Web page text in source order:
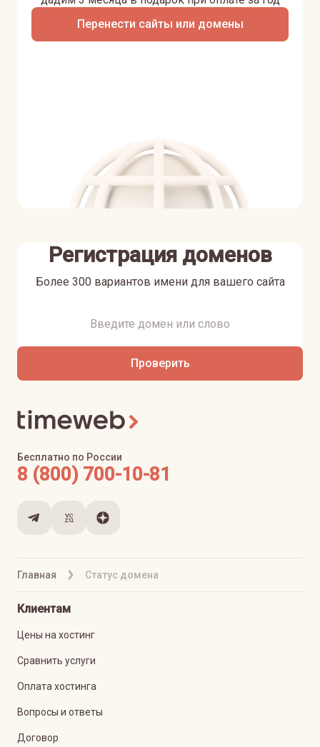
Перенести сайты или домены
Регистрация доменов
Более 300 вариантов имени для вашего сайта
Проверить
Главная Статус домена
Бесплатно по России
8 (800) 700-10-81
Клиентам
Цены на хостинг
Сравнить услуги
Оплата хостинга
Вопросы и ответы
Договор